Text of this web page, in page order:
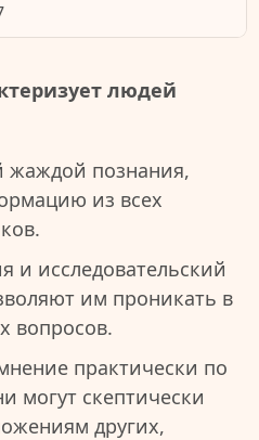
людей
жаждой познания,
из всех
и исследовательский
им проникать в
вопросов.
практически по
могут скептически
других,